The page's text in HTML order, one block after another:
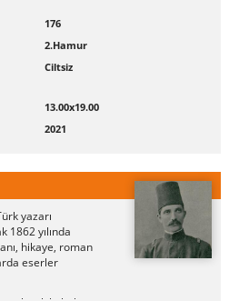
176
2.Hamur
Ciltsiz
13.00x19.00
2021
yazarı
1862 yılında
hikaye, roman
eserler